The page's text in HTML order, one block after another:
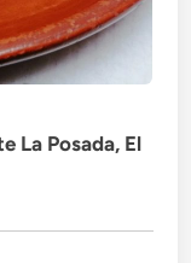
La Posada, El